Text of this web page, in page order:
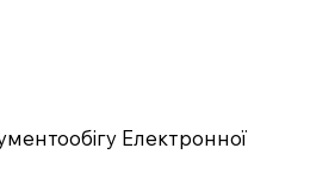
Електронної